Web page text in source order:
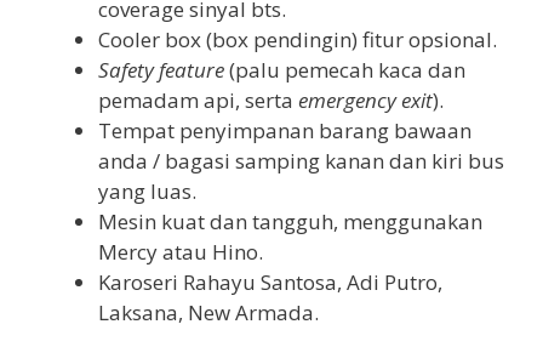
coverage sinyal bts.
Cooler box (box pendingin) fitur opsional.
Safety feature(palu pemecah kaca dan
pemadam api, serta emergency exit).
Tempat penyimpanan barang bawaan
anda / bagasi samping kanan dan kiri bus
yang luas.
Mesin kuat dan tangguh, menggunakan
Mercy atau Hino.
Karoseri Rahayu Santosa, Adi Putro,
Laksana, New Armada.